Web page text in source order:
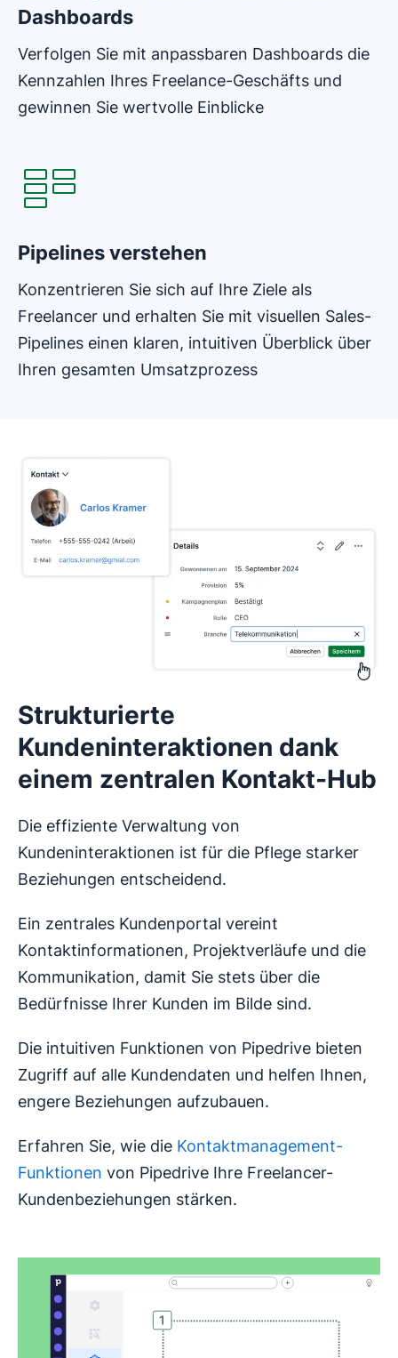
Dashboards
Verfolgen Sie mit anpassbaren Dashboards die
Kennzahlen Ihres Freelance-Geschäfts und
gewinnen Sie wertvolle Einblicke
Pipelines verstehen
Konzentrieren Sie sich auf Ihre Ziele als
Freelancer und erhalten Sie mit visuellen Sales-
Pipelines einen klaren, intuitiven Überblick über
Ihren gesamten Umsatzprozess
Strukturierte
Kundeninteraktionen dank
einem zentralen Kontakt-Hub
Die effiziente Verwaltung von
Kundeninteraktionen ist für die Pflege starker
Beziehungen entscheidend.
Ein zentrales Kundenportal vereint
Kontaktinformationen, Projektverläufe und die
Kommunikation, damit Sie stets über die
Bedürfnisse Ihrer Kunden im Bilde sind.
Die intuitiven Funktionen von Pipedrive bieten
Zugriff auf alle Kundendaten und helfen Ihnen,
engere Beziehungen aufzubauen.
Erfahren Sie, wie die Kontaktmanagement-
Funktionen von Pipedrive Ihre Freelancer-
Kundenbeziehungen stärken.